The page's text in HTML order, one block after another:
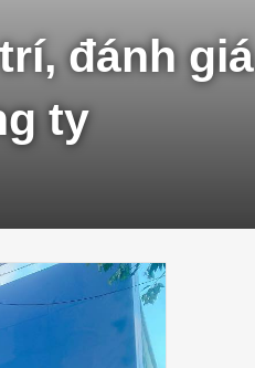
đánh giá
ty